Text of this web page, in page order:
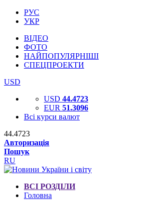
РУС
УКР
ВІДЕО
ФОТО
НАЙПОПУЛЯРНІШІ
СПЕЦПРОЕКТИ
USD
USD 44.4723
EUR 51.3096
Всі курси валют
44.4723
Авторизація
Пошук
RU
ВСІ РОЗДІЛИ
Головна